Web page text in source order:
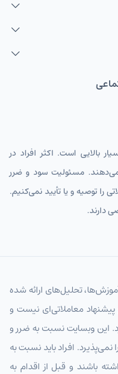
بالایی است. اکثر افراد در
می‌دهند. مسئولیت سود و ضرر
توصیه و یا تأیید نمی‌کنیم.
دارند.
تحلیل‌های ارائه شده
معاملاتی‌ای نیست و
این وبسایت نسبت به ضرر و
نمی‌پذیرد. افراد باید نسبت به
باشند و قبل از اقدام به